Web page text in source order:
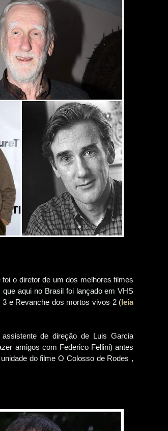
o diretor de um dos melhores filmes
aqui no Brasil foi lançado em VHS
e Revanche dos mortos vivos 2 (leia
de direção de Luis Garcia
amigos com Federico Fellini) antes
do filme O Colosso de Rodes ,